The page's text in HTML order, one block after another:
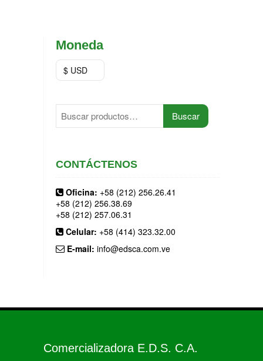
Moneda
$ USD
por:Buscar
CONTÁCTENOS
Oficina: +58 (212) 256.26.41
+58 (212) 256.38.69
+58 (212) 257.06.31
Celular: +58 (414) 323.32.00
E-mail: info@edsca.com.ve
Comercializadora E.D.S. C.A.